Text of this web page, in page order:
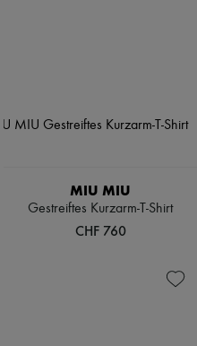
MIU MIU
Gestreiftes Kurzarm-T-Shirt
CHF 760